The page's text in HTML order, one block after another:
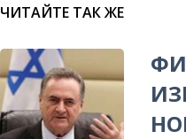
ЧИТАЙТЕ ТАК ЖЕ